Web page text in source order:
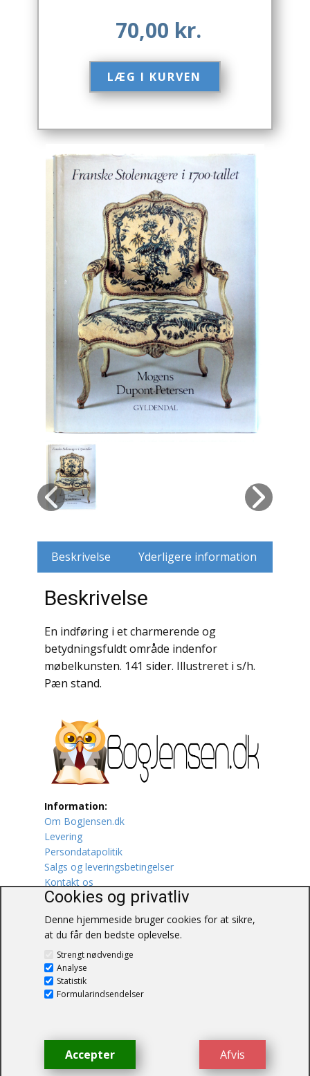
Computer / IT
Drikkevare / Øl / Vin
Engelsk
Erhverv
Fantasy / Sciencefiction
Filosofi
Håndarbejde
Håndværk
Historie
Hus / Have
Husdyr
Krige / Slag
Krop / Sind
Kunst
Litteraturhistorie
Lokalhistorie / Topografi
Lystfiskeri
Mad
Musik
Mytologi / Sagn / Sagaer
Naturen
Oldtidskundskab
70,00 kr.
LÆG I KURVEN​
Beskrivelse Yderligere information
Beskrivelse
En indføring i et charmerende og
betydningsfuldt område indenfor
møbelkunsten. 141 sider. Illustreret i s/h.
Pæn stand.
Information:
Om BogJensen.dk
Levering
Persondatapolitik
Salgs og leveringsbetingelser
Kontakt os
Blåkærvej 25
6052 Viuf
Tlf.:60703190
© BogJensen.dk – Alle rettigheder
forbeholdes.
Cookies og privatliv
Denne hjemmeside bruger cookies for at sikre,
at du får den bedste oplevelse.
Strengt nødvendige
Analyse
Statistik
Formularindsendelser
Afvis
Accepter